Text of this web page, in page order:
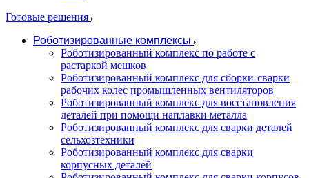
Готовые решения
Роботизированные комплексы
Роботизированный комплекс по работе с
растаркой мешков
Роботизированный комплекс для сборки-сварки
рабочих колес промышленных вентиляторов
Роботизированный комплекс для восстановления
деталей при помощи наплавки металла
Роботизированный комплекс для сварки деталей
сельхозтехники
Роботизированный комплекс для сварки
корпусных деталей